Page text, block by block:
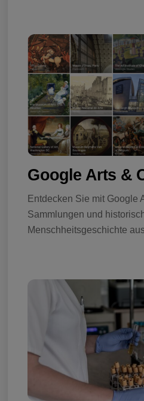
Google Arts &
Entdecken Sie mit Google
Sammlungen und
Menschheitsgeschichte